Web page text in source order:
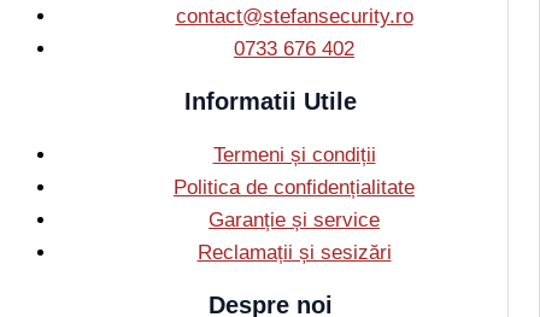
contact@stefansecurity.ro
0733 676 402
Informatii Utile
Termeni și condiții
Politica de confidențialitate
Garanție și service
Reclamații și sesizări
Despre noi